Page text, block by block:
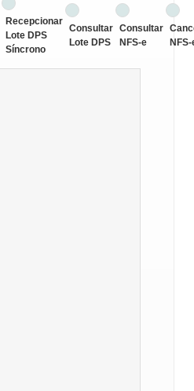
Recepcionar
Lote DPS
Síncrono
Consultar
Lote DPS
Consultar
NFS-e
NFS-